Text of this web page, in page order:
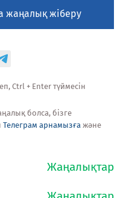
жаңалық жіберу
Ctrl + Enter түймесін
болса, бізге
Телеграм арнамызға және